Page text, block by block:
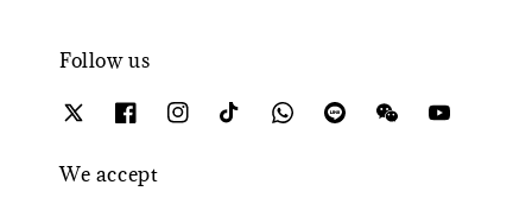
Follow us
We accept